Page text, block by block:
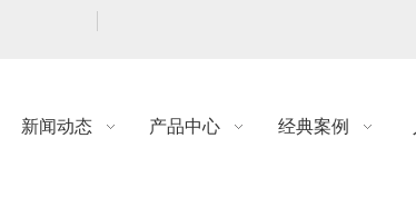
新闻动态 产品中心 经典案例